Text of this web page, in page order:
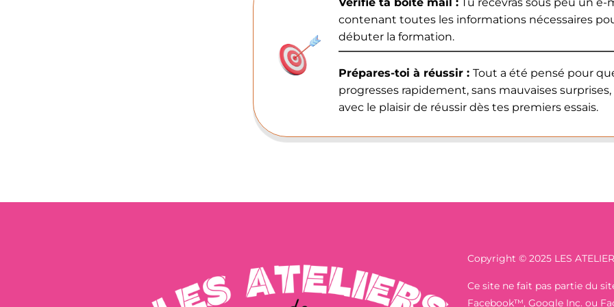
Vérifie ta boîte mail :Tu recevras sous peu un e-
contenant toutes les informations nécessaires
débuter la formation.
Prépares-toi à réussir : Tout a été pensé pour
progresses rapidement, sans mauvaises
avec le plaisir de réussir dès tes premiers essais.
Copyright © 2025 LES
Ce site ne fait pas partie du
Facebook™, Google Inc. ou